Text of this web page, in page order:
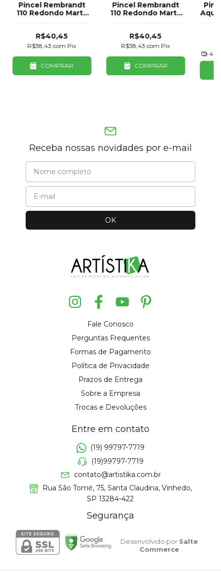
Pincel Rembrandt
110 Redondo Marta
R$40,45
R$38,43com Pix
COMPRAR
Pincel Rembrandt
110 Redondo Marta
R$40,45
R$38,43com Pix
COMPRAR
4
Receba nossas novidades por e-mail
Fale Conosco
Perguntas Frequentes
Formas de Pagamento
Política de Privacidade
Prazos de Entrega
Sobre a Empresa
Trocas e Devoluções
Entre em contato
(19) 99797-7719
(19)99797-7719
contato@artistika.com.br
Rua São Tomé, 75, Santa Claudina, Vinhedo,
SP 13284-422
Segurança
Desenvolvido por Salte
Commerce